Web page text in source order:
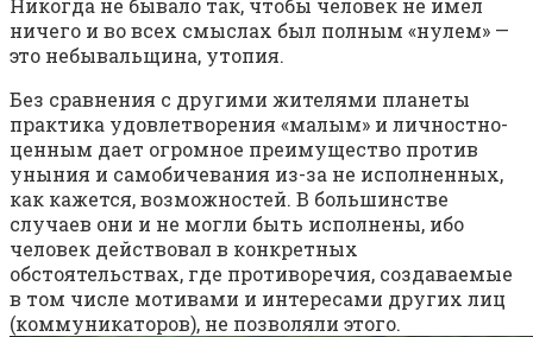
ничего и во всех смыслах был полным «нулем» —
это небывальщина, утопия.
Без сравнения с другими жителями планеты
практика удовлетворения «малым» и личностно-
ценным дает огромное преимущество против
уныния и самобичевания из-за не исполненных,
как кажется, возможностей. В большинстве
случаев они и не могли быть исполнены, ибо
человек действовал в конкретных
обстоятельствах, где противоречия, создаваемые
в том числе мотивами и интересами других лиц
(коммуникаторов), не позволяли этого.